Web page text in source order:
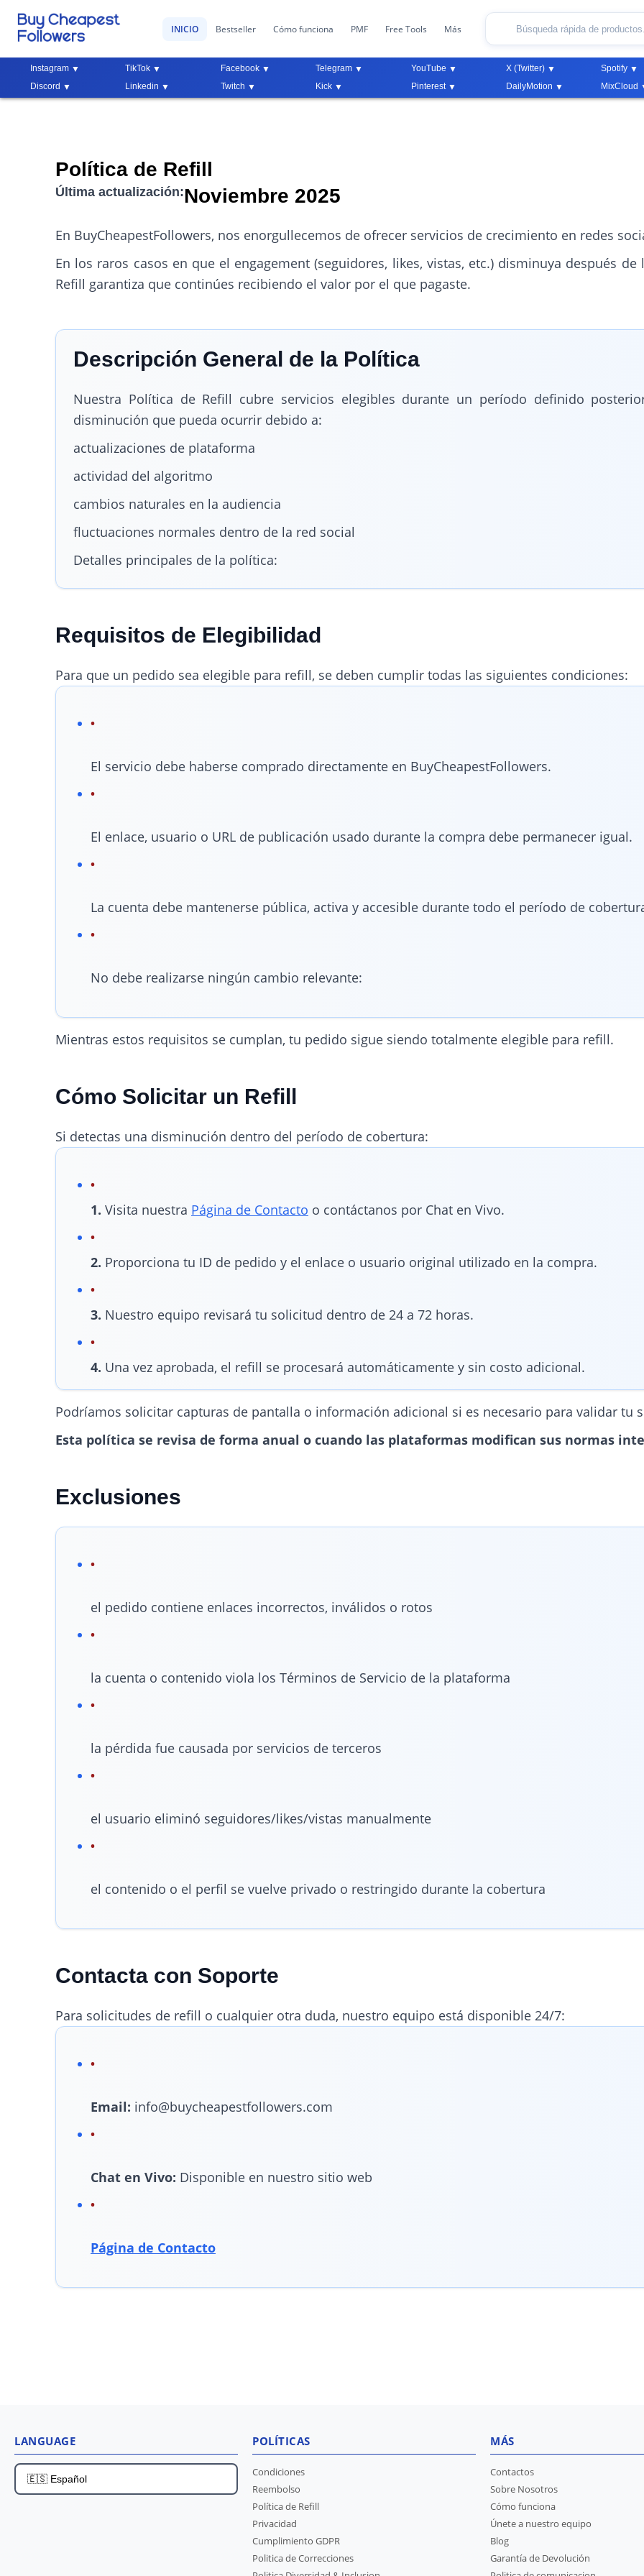
INICIO Bestseller Cómo funciona PMF Free Tools Más
Instagram TikTok Facebook Telegram YouTube X (Twitter)
Spotify
Discord
Linkedin Twitch Kick Pinterest DailyMotion MixCloud
Política de Refill
Última actualización:Noviembre 2025
En BuyCheapestFollowers, nos enorgullecemos de ofrecer servicios de crecimiento en redes
En los raros casos en que el engagement (seguidores, likes, vistas, etc.) disminuya después
Refill garantiza que continúes recibiendo el valor por el que pagaste.
Descripción General de la Política
Nuestra Política de Refill cubre servicios elegibles durante un período definido
disminución que pueda ocurrir debido a:
actualizaciones de plataforma
actividad del algoritmo
cambios naturales en la audiencia
fluctuaciones normales dentro de la red social
Detalles principales de la política:
Requisitos de Elegibilidad
Para que un pedido sea elegible para refill, se deben cumplir todas las siguientes condiciones:
El servicio debe haberse comprado directamente en BuyCheapestFollowers.
El enlace, usuario o URL de publicación usado durante la compra debe permanecer igual.
La cuenta debe mantenerse pública, activa y accesible durante todo el período de
No debe realizarse ningún cambio relevante:
Mientras estos requisitos se cumplan, tu pedido sigue siendo totalmente elegible para refill.
Cómo Solicitar un Refill
Si detectas una disminución dentro del período de cobertura:
1. Visita nuestra Página de Contacto o contáctanos por Chat en Vivo.
2. Proporciona tu ID de pedido y el enlace o usuario original utilizado en la compra.
3. Nuestro equipo revisará tu solicitud dentro de 24 a 72 horas.
4. Una vez aprobada, el refill se procesará automáticamente y sin costo adicional.
Podríamos solicitar capturas de pantalla o información adicional si es necesario para validar tu
Esta política se revisa de forma anual o cuando las plataformas modifican sus normas
Exclusiones
el pedido contiene enlaces incorrectos, inválidos o rotos
la cuenta o contenido viola los Términos de Servicio de la plataforma
la pérdida fue causada por servicios de terceros
el usuario eliminó seguidores/likes/vistas manualmente
el contenido o el perfil se vuelve privado o restringido durante la cobertura
Contacta con Soporte
Para solicitudes de refill o cualquier otra duda, nuestro equipo está disponible 24/7:
Email: info@buycheapestfollowers.com
Chat en Vivo: Disponible en nuestro sitio web
Página de Contacto
LANGUAGE POLÍTICAS
Condiciones
Reembolso
Política de Refill
Privacidad
Cumplimiento GDPR
Politica de Correcciones
MÁS
Contactos
Sobre Nosotros
Cómo funciona
Únete a nuestro equipo
Blog
Garantía de Devolución